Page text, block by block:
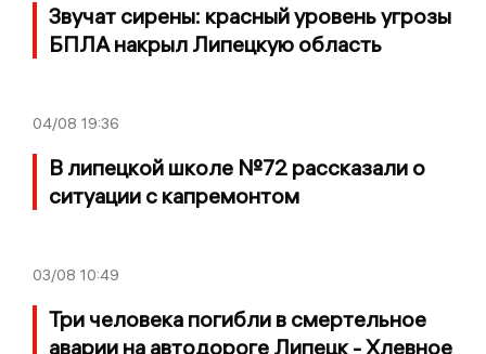
Звучат сирены: красный уровень угрозы
БПЛА накрыл Липецкую область
04/08 19:36
В липецкой школе №72 рассказали о
ситуации с капремонтом
03/08 10:49
Три человека погибли в смертельное
аварии на автодороге Липецк - Хлевное